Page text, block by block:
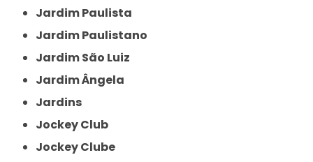
Jardim Paulista
Jardim Paulistano
Jardim São Luiz
Jardim Ângela
Jardins
Jockey Club
Jockey Clube